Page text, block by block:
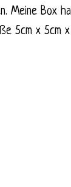
Meine Box
5cm x 5cm x